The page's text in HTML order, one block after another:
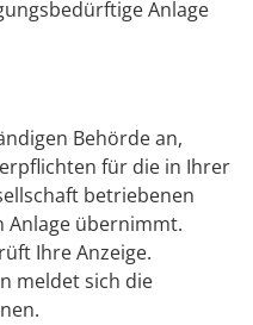
Anlage
Behörde an,
für die in Ihrer
betriebenen
Anlage übernimmt.
Ihre Anzeige.
meldet sich die